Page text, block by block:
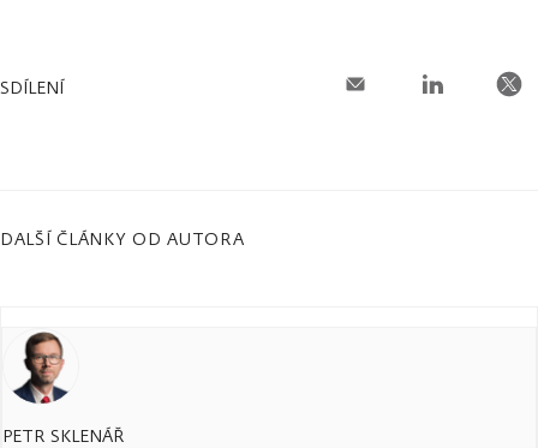
SDÍLENÍ
DALŠÍ ČLÁNKY OD AUTORA
PETR SKLENÁŘ